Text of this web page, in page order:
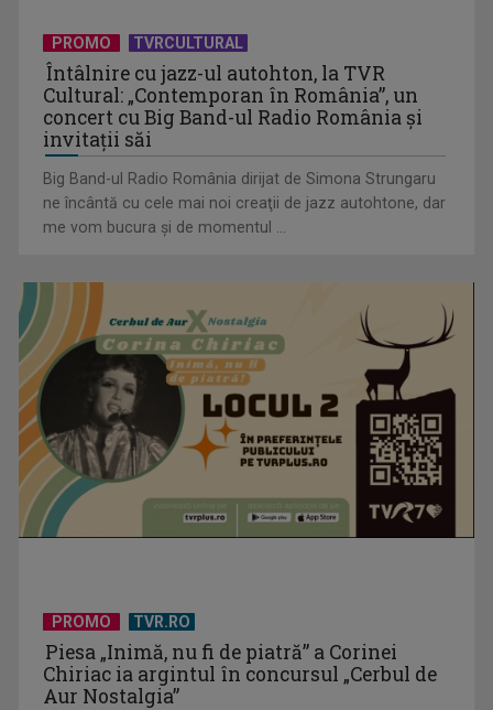
PROMO TVRCULTURAL
Întâlnire cu jazz-ul autohton, la TVR
Cultural: „Contemporan în România”, un
concert cu Big Band-ul Radio România şi
invitaţii săi
Big Band-ul Radio România dirijat de Simona Strungaru
ne încântă cu cele mai noi creaţii de jazz autohtone, dar
me vom bucura şi de momentul ...
PROMO TVR.RO
Piesa „Inimă, nu fi de piatră” a Corinei
Chiriac ia argintul în concursul „Cerbul de
Aur Nostalgia”